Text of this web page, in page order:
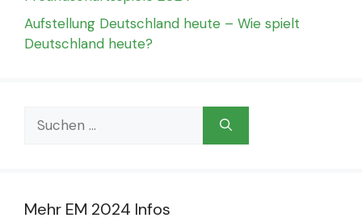
Aufstellung Deutschland heute – Wie spielt
Deutschland heute?
Suchen
nach:
Mehr EM 2024 Infos